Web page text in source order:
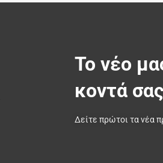
Το νέο
κοντά
Δείτε πρώτοι τα νέα